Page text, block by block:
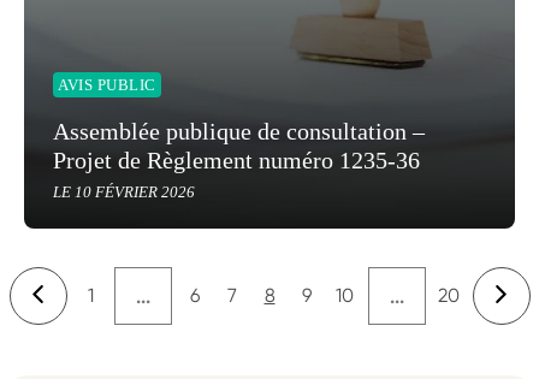
AVIS PUBLIC
Assemblée publique de consultation –
Projet de Règlement numéro 1235-36
LE 10 FÉVRIER 2026
1 ... 6 7 8 9 10 ... 20